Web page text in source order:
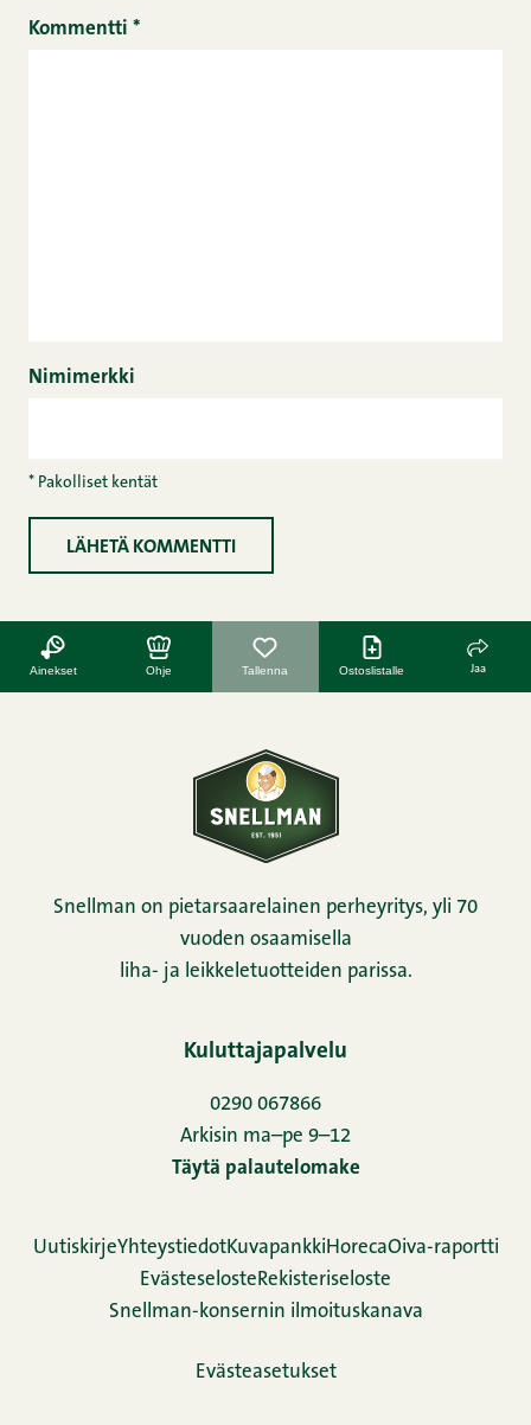
Kommentti *
Nimimerkki
* Pakolliset kentät
Ainekset Ohje Tallenna Ostoslistalle Jaa
Snellman on pietarsaarelainen perheyritys, yli 70
vuoden osaamisella
liha- ja leikkeletuotteiden parissa.
Kuluttajapalvelu
0290 067866
Arkisin ma–pe 9–12
Täytä palautelomake
UutiskirjeYhteystiedotKuvapankki HorecaOiva-raportti
Evästeseloste Rekisteriseloste
Snellman-konsernin ilmoituskanava
Evästeasetukset